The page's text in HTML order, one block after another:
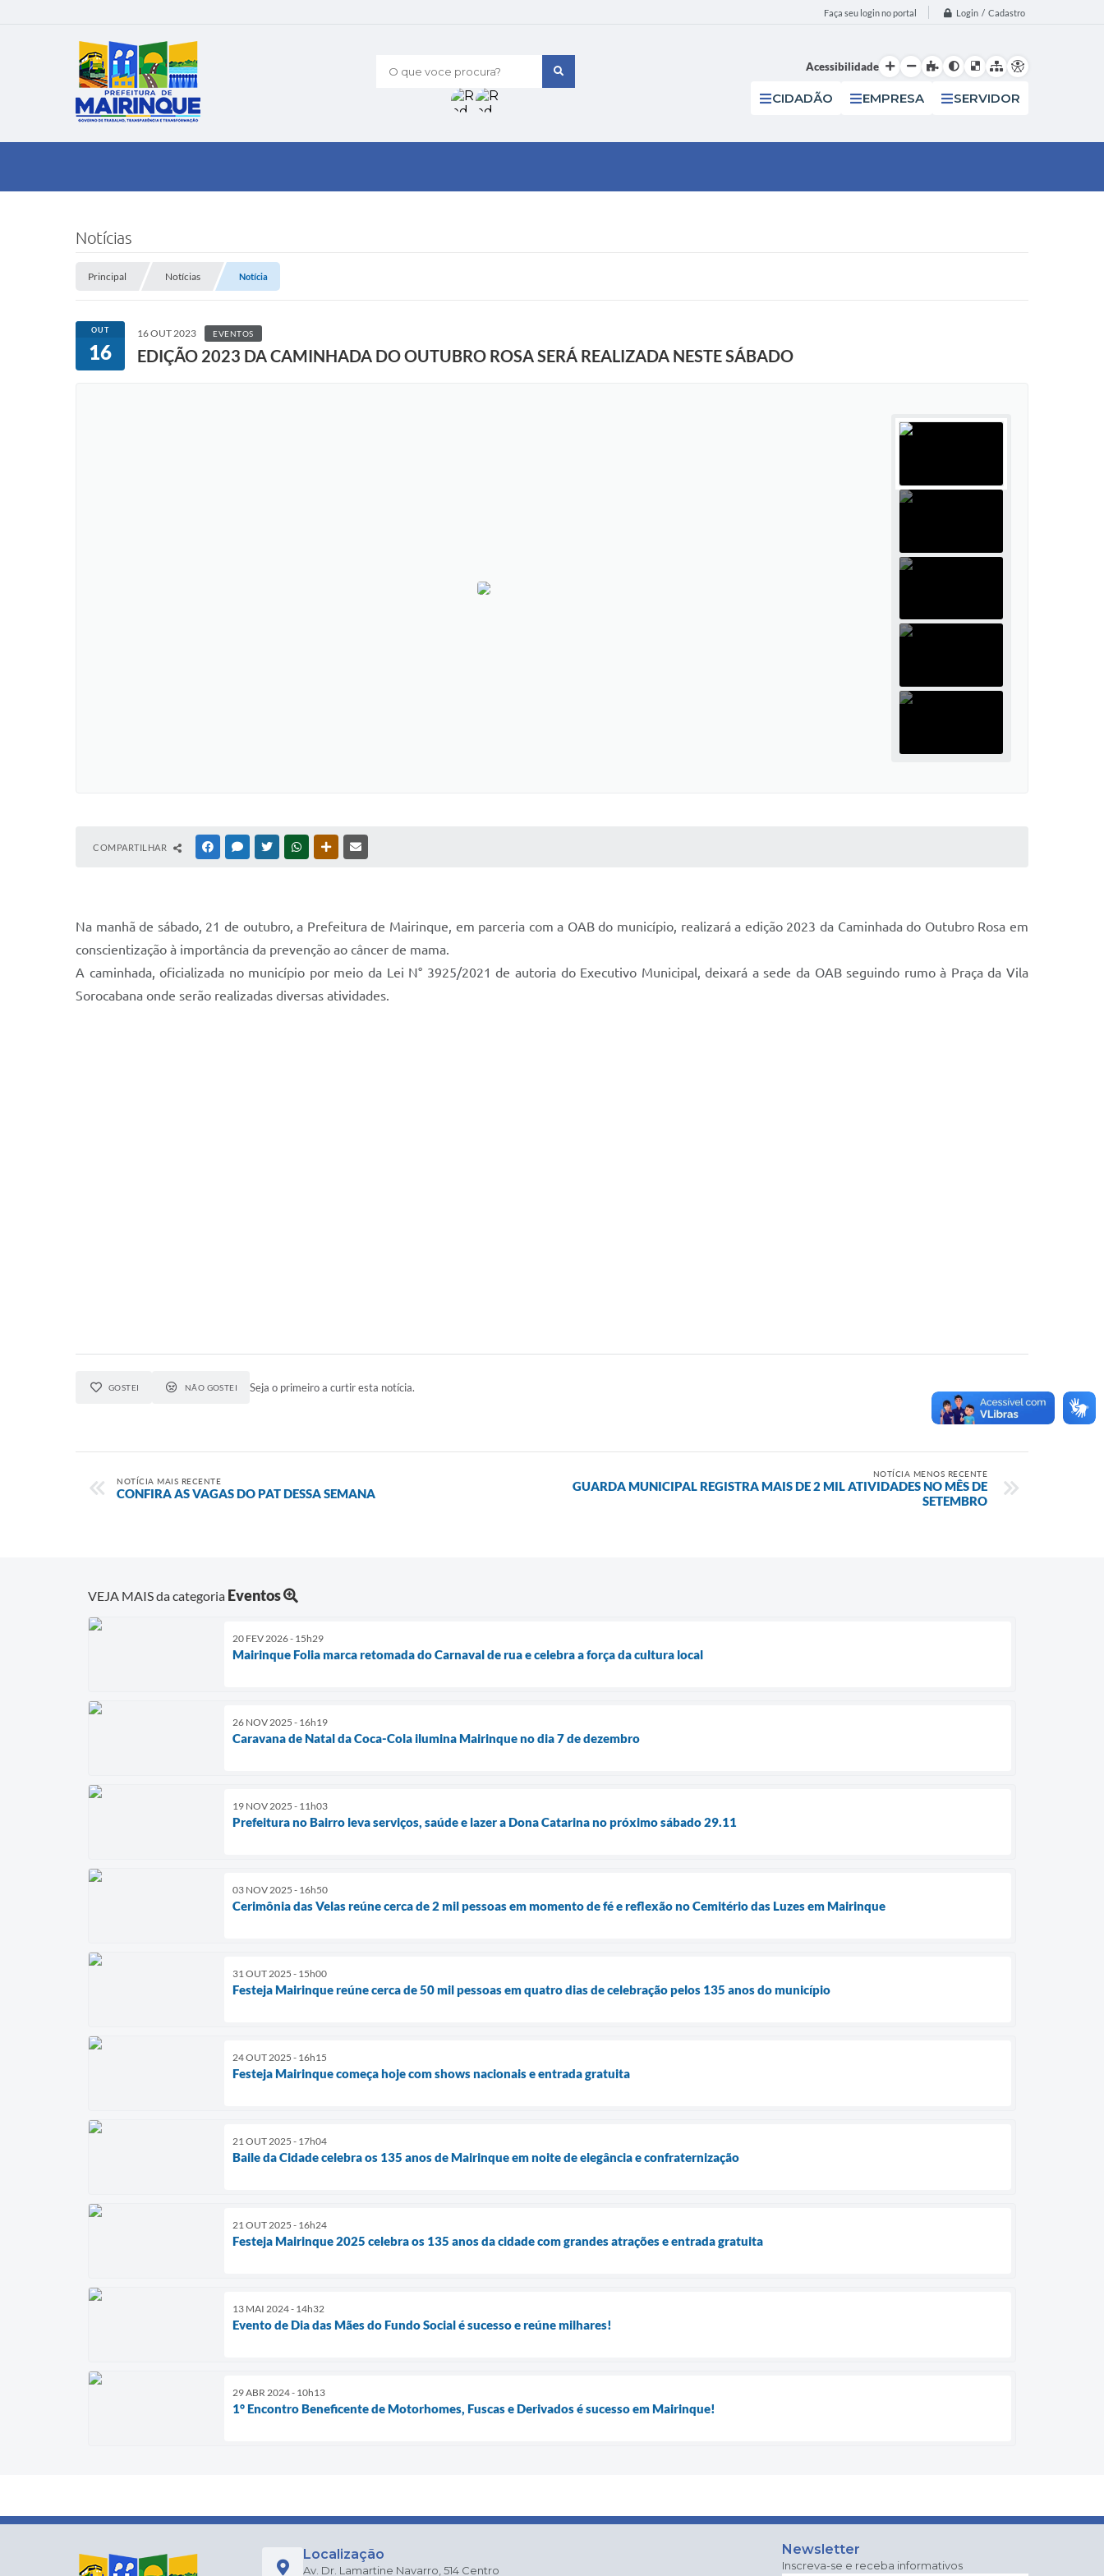
Faça seu login no portal Login / Cadastro
O que voce procura? Acessibilidade
CIDADÃO EMPRESA SERVIDOR
Notícias
Principal Notícias Notícia
OUT
16
16 OUT 2023 EVENTOS
EDIÇÃO 2023 DA CAMINHADA DO OUTUBRO ROSA SERÁ REALIZADA NESTE SÁBADO
COMPARTILHAR FACEBOOKMESSENGER
TWITTERWHATSAPPOUTRAS MÍDIAS
Na manhã de sábado, 21 de outubro, a Prefeitura de Mairinque, em parceria com a OAB do município, realizará a edição 2023 da Caminhada do Outubro Rosa em
conscientização à importância da prevenção ao câncer de mama.
A caminhada, oficializada no município por meio da Lei N° 3925/2021 de autoria do Executivo Municipal, deixará a sede da OAB seguindo rumo à Praça da Vila
Sorocabana onde serão realizadas diversas atividades.
GOSTEI NÃO GOSTEI Seja o primeiro a curtir esta notícia.
NOTÍCIA MAIS RECENTE
CONFIRA AS VAGAS DO PAT DESSA SEMANA
NOTÍCIA MENOS RECENTE
GUARDA MUNICIPAL REGISTRA MAIS DE 2 MIL ATIVIDADES NO MÊS DE
SETEMBRO
VEJA MAIS da categoria Eventos
20 FEV 2026 - 15h29
Mairinque Folia marca retomada do Carnaval de rua e celebra a força da cultura local
26 NOV 2025 - 16h19
Caravana de Natal da Coca-Cola ilumina Mairinque no dia 7 de dezembro
19 NOV 2025 - 11h03
Prefeitura no Bairro leva serviços, saúde e lazer a Dona Catarina no próximo sábado 29.11
03 NOV 2025 - 16h50
Cerimônia das Velas reúne cerca de 2 mil pessoas em momento de fé e reflexão no Cemitério das Luzes em Mairinque
31 OUT 2025 - 15h00
Festeja Mairinque reúne cerca de 50 mil pessoas em quatro dias de celebração pelos 135 anos do município
24 OUT 2025 - 16h15
Festeja Mairinque começa hoje com shows nacionais e entrada gratuita
21 OUT 2025 - 17h04
Baile da Cidade celebra os 135 anos de Mairinque em noite de elegância e confraternização
21 OUT 2025 - 16h24
Festeja Mairinque 2025 celebra os 135 anos da cidade com grandes atrações e entrada gratuita
13 MAI 2024 - 14h32
Evento de Dia das Mães do Fundo Social é sucesso e reúne milhares!
29 ABR 2024 - 10h13
1° Encontro Beneficente de Motorhomes, Fuscas e Derivados é sucesso em Mairinque!
Localização
Av. Dr. Lamartine Navarro, 514 Centro
Newsletter
Inscreva-se e receba informativos